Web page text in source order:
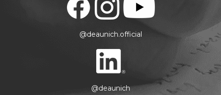
@deaunich.official
@deaunich